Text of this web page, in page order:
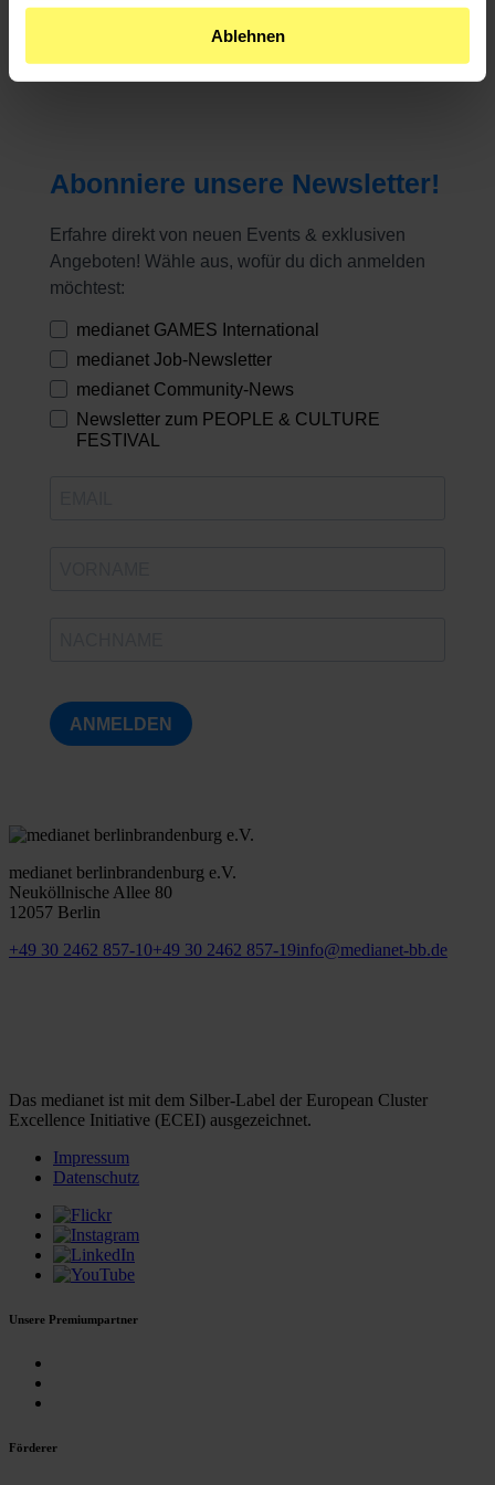
Ablehnen
Erfahre immer als Erstes von neuen Events, Jobausschreibungen aus
der Community, Mitgliederaktionen und, und, und. Melde dich jetzt
Abonniere unsere Newsletter!
Erfahre direkt von neuen Events & exklusiven
Angeboten! Wähle aus, wofür du dich anmelden
möchtest:
medianet GAMES International
medianet Job-Newsletter
medianet Community-News
Newsletter zum PEOPLE & CULTURE
FESTIVAL
ANMELDEN
medianet berlinbrandenburg e.V.
Neuköllnische Allee 80
12057 Berlin
+49 30 2462 857-10+49 30 2462 857-19info@medianet-bb.de
Das medianet ist mit dem Silber-Label der European Cluster
Excellence Initiative (ECEI) ausgezeichnet.
Impressum
Datenschutz
Unsere Premiumpartner
Förderer